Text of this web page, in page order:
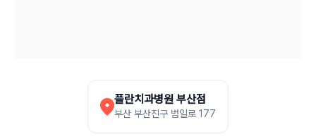
플란치과병원 부산점
부산 부산진구 범일로 177